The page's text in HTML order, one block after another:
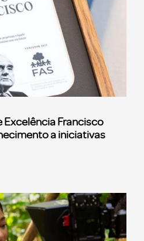
Excelência Francisco
a iniciativas